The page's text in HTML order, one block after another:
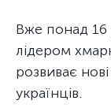
Вже понад 16
лідером
розвиває
українців.